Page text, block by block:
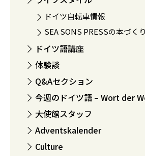
ドイツ自転車情報
SEA SONS PRESSの本づく
ドイツ語講座
体験談
Q&Aセクション
今週のドイツ語 – Wort der
大使館スタッフ
Adventskalender
Culture